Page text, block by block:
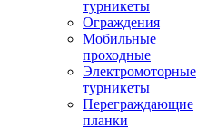
турникеты
Ограждения
Мобильные
проходные
Электромоторные
турникеты
Переграждающие
планки